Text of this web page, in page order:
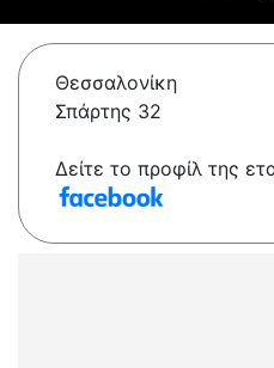
Θεσσαλονίκη
Σπάρτης 32
Δείτε το προφίλ της